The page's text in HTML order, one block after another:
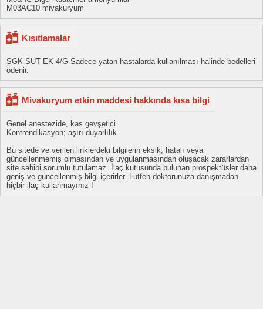
M03AC10 mivakuryum
Kısıtlamalar
SGK SUT EK-4/G Sadece yatan hastalarda kullanılması halinde bedelleri
ödenir.
Mivakuryum etkin maddesi hakkında kısa bilgi
Genel anestezide, kas gevşetici.
Kontrendikasyon; aşırı duyarlılık.
Bu sitede ve verilen linklerdeki bilgilerin eksik, hatalı veya
güncellenmemiş olmasından ve uygulanmasından oluşacak zararlardan
site sahibi sorumlu tutulamaz. İlaç kutusunda bulunan prospektüsler daha
geniş ve güncellenmiş bilgi içerirler. Lütfen doktorunuza danışmadan
hiçbir ilaç kullanmayınız !